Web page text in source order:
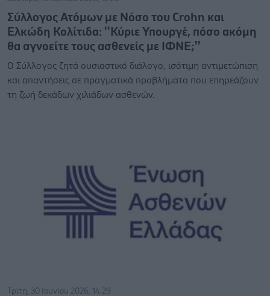
Σύλλογος Ατόμων με Νόσο του Crohn και
Ελκώδη Κολίτιδα: ''Κύριε Υπουργέ, πόσο ακόμη
θα αγνοείτε τους ασθενείς με ΙΦΝΕ;''
Ο Σύλλογoς ζητά ουσιαστικό διάλογο, ισότιμη αντιμετώπιση
και απαντήσεις σε πραγματικά προβλήματα που επηρεάζουν
τη ζωή δεκάδων χιλιάδων ασθενών.
Τρίτη, 30 Ιουνίου 2026, 14:29